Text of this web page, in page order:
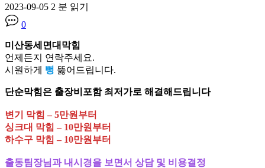
2023-09-05 2 분 읽기
0
미산동세면대막힘
언제든지 연락주세요.
시원하게 뻥 뚫어드립니다.
단순막힘은 출장비포함 최저가로 해결해드립니다
변기 막힘 – 5만원부터
싱크대 막힘 – 10만원부터
하수구 막힘 – 10만원부터
출동팀장님과 내시경을 보면서 상담 및 비용결정